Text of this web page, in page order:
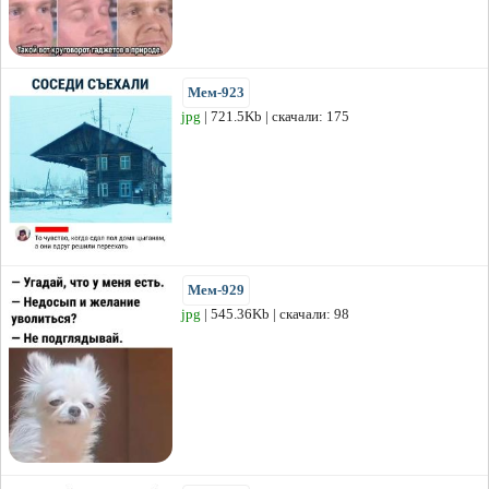
Мем-923
jpg | 721.5Kb | скачали: 175
Мем-929
jpg | 545.36Kb | скачали: 98